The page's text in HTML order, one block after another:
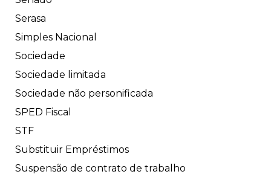
Serasa
Simples Nacional
Sociedade
Sociedade limitada
Sociedade não personificada
SPED Fiscal
STF
Substituir Empréstimos
Suspensão de contrato de trabalho